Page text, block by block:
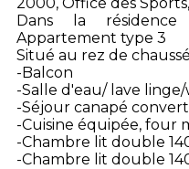
Dans la résidence
Appartement type 3
Situé au rez de
-Balcon
-Salle d'eau/ lave linge/
-Séjour canapé
-Cuisine équipée, four
-Chambre lit double
-Chambre lit double